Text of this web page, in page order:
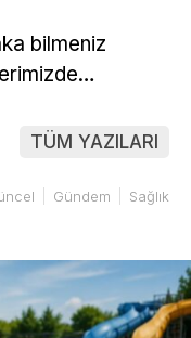
bilmeniz
TÜM YAZILARI
Gündem Sağlık